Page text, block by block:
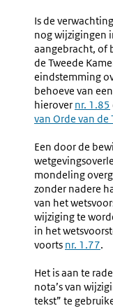
Is de
nog wijzigingen
aangebracht, of
de Tweede
eindstemming
behoeve van
hierover nr. 1.85
van Orde van de
Een door de
mondeling
zonder nadere
van het
wijziging te
in het
voorts nr. 1.77.
Het is aan te
nota’s van
tekst” te